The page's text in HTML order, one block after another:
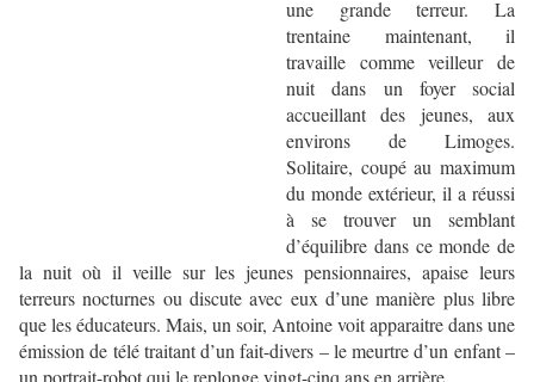
une grande terreur. La
trentaine maintenant, il
travaille comme veilleur de
nuit dans un foyer social
accueillant des jeunes, aux
environs de Limoges.
Solitaire, coupé au maximum
du monde extérieur, il a réussi
à se trouver un semblant
d’équilibre dans ce monde de
la nuit où il veille sur les jeunes pensionnaires, apaise leurs
terreurs nocturnes ou discute avec eux d’une manière plus libre
que les éducateurs. Mais, un soir, Antoine voit apparaitre dans une
émission de télé traitant d’un fait-divers – le meurtre d’un enfant –
un portrait-robot qui le replonge vingt-cinq ans en arrière.